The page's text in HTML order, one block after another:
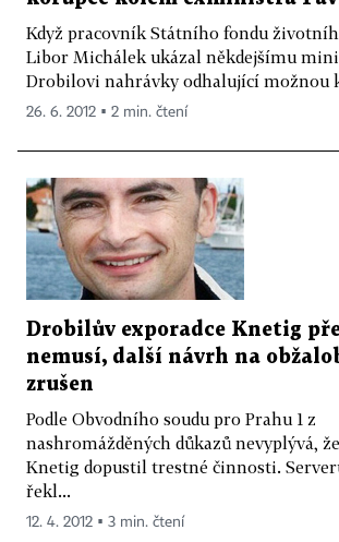
Když pracovník Státního fondu
Libor Michálek ukázal někdejšímu
Drobilovi nahrávky odhalující možnou
26. 6. 2012 ▪ 2 min. čtení
Drobilův exporadce Knetig
nemusí, další návrh na
zrušen
Podle Obvodního soudu pro Prahu 1 z
nashromážděných důkazů nevyplývá,
Knetig dopustil trestné činnosti.
řekl...
12. 4. 2012 ▪ 3 min. čtení